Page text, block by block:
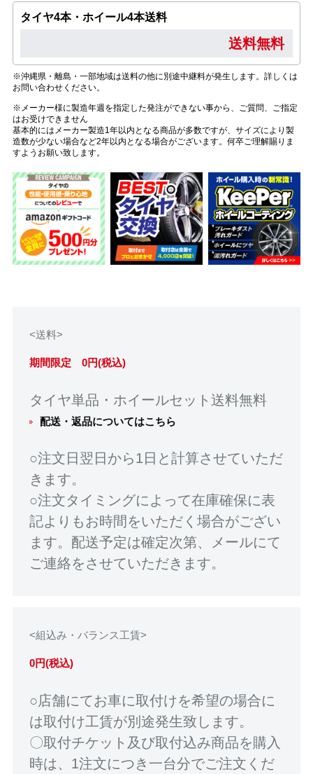
タイヤ4本・ホイール4本送料
送料無料
※沖縄県・離島・一部地域は送料の他に別途中継料が発生します。詳しくは
お問い合わせください。
※メーカー様に製造年週を指定した発注ができない事から、ご質問、ご指定
はお受けできません
基本的にはメーカー製造1年以内となる商品が多数ですが、サイズにより製
造数が少ない場合など2年以内となる場合がございます。何卒ご理解賜りま
すようお願い致します。
<送料>
期間限定 0円(税込)
タイヤ単品・ホイールセット送料無料
配送・返品についてはこちら
○注文日翌日から1日と計算させていただ
きます。
○注文タイミングによって在庫確保に表
記よりもお時間をいただく場合がござい
ます。配送予定は確定次第、メールにて
ご連絡をさせていただきます。
<組込み・バランス工賃>
0円(税込)
○店舗にてお車に取付けを希望の場合に
は取付け工賃が別途発生致します。
〇取付チケット及び取付込み商品を購入
時は、1注文につき一台分でご注文くだ